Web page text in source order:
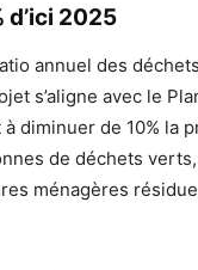
d’ici 2025
annuel des
s’aligne avec le
diminuer de 10% la
de déchets
ménagères